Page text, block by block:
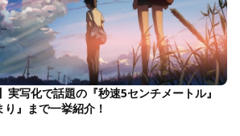
実写化で話題の『秒速5センチメートル』
』まで一挙紹介！